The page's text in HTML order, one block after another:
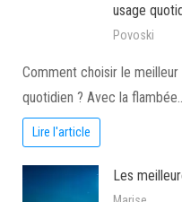
usage
Povoski
Comment choisir le
quotidien ? Avec la
Lire l'article
Les